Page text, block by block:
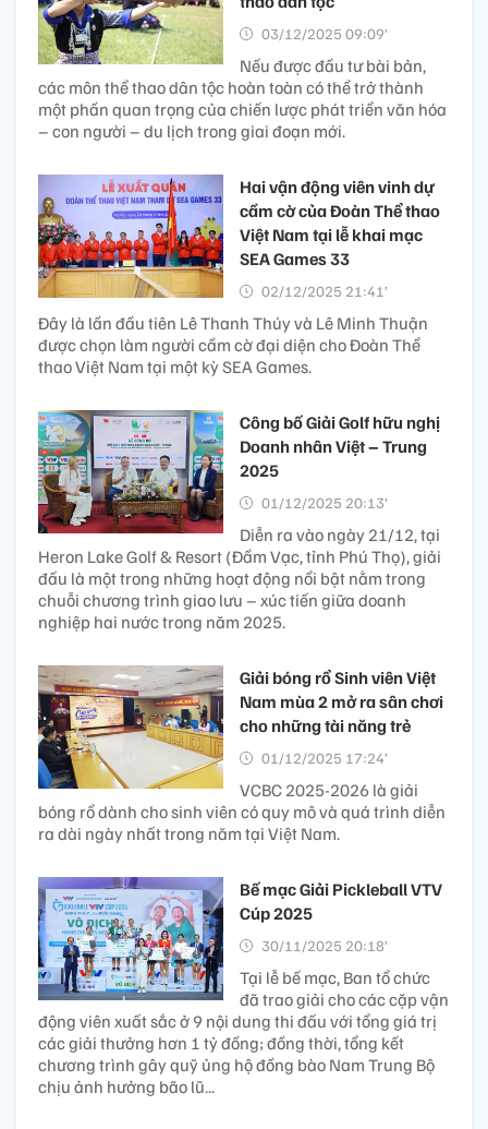
03/12/2025 09:09’
Nếu được đầu tư bài bản,
các môn thể thao dân tộc hoàn toàn có thể trở thành
một phần quan trọng của chiến lược phát triển văn hóa
– con người – du lịch trong giai đoạn mới.
Hai vận động viên vinh dự
cầm cờ của Đoàn Thể thao
Việt Nam tại lễ khai mạc
SEA Games 33
02/12/2025 21:41’
Đây là lần đầu tiên Lê Thanh Thúy và Lê Minh Thuận
được chọn làm người cầm cờ đại diện cho Đoàn Thể
thao Việt Nam tại một kỳ SEA Games.
Công bố Giải Golf hữu nghị
Doanh nhân Việt – Trung
2025
01/12/2025 20:13’
Diễn ra vào ngày 21/12, tại
Heron Lake Golf & Resort (Đầm Vạc, tỉnh Phú Thọ), giải
đấu là một trong những hoạt động nổi bật nằm trong
chuỗi chương trình giao lưu – xúc tiến giữa doanh
nghiệp hai nước trong năm 2025.
Giải bóng rổ Sinh viên Việt
Nam mùa 2 mở ra sân chơi
cho những tài năng trẻ
01/12/2025 17:24’
VCBC 2025-2026 là giải
bóng rổ dành cho sinh viên có quy mô và quá trình diễn
ra dài ngày nhất trong năm tại Việt Nam.
Bế mạc Giải Pickleball VTV
Cúp 2025
30/11/2025 20:18’
Tại lễ bế mạc, Ban tổ chức
đã trao giải cho các cặp vận
động viên xuất sắc ở 9 nội dung thi đấu với tổng giá trị
các giải thưởng hơn 1 tỷ đồng; đồng thời, tổng kết
chương trình gây quỹ ủng hộ đồng bào Nam Trung Bộ
chịu ảnh hưởng bão lũ...